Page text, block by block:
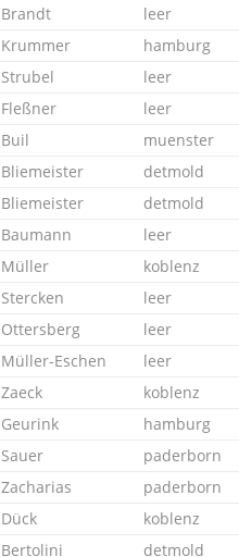
Brandt
leer
Krummer
hamburg
Strubel
leer
Fleßner
leer
Buil
muenster
Bliemeister
detmold
Bliemeister
detmold
Baumann
leer
Müller
koblenz
Stercken
leer
Ottersberg
leer
Müller-Eschen
leer
Zaeck
koblenz
Geurink
hamburg
Sauer
paderborn
Zacharias
paderborn
Dück
koblenz
Bertolini
detmold